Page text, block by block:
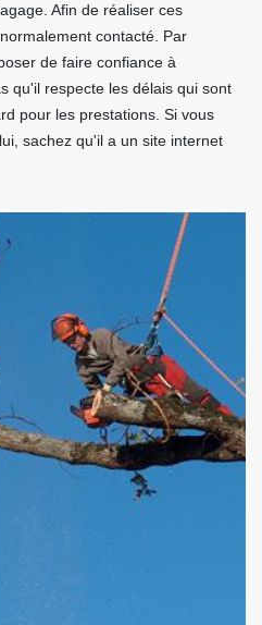
Afin de réaliser ces
contacté. Par
de faire confiance à
qu'il respecte les délais qui sont
pour les prestations. Si vous
sachez qu'il a un site internet